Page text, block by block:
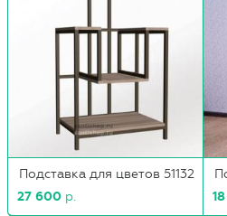
Подставка для цветов 51132
27 600 р.